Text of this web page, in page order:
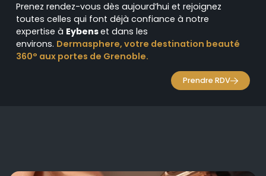
Prenez rendez-vous dès aujourd’hui et rejoignez
toutes celles qui font déjà confiance à notre
expertise à Eybenset dans les
environs. Dermasphere, votre destination beauté
360° aux portes de Grenoble.
Prendre RDV